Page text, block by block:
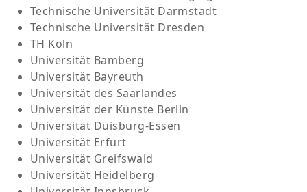
Technische Universität Darmstadt
Technische Universität Dresden
TH Köln
Universität Bamberg
Universität Bayreuth
Universität des Saarlandes
Universität der Künste Berlin
Universität Duisburg-Essen
Universität Erfurt
Universität Greifswald
Universität Heidelberg